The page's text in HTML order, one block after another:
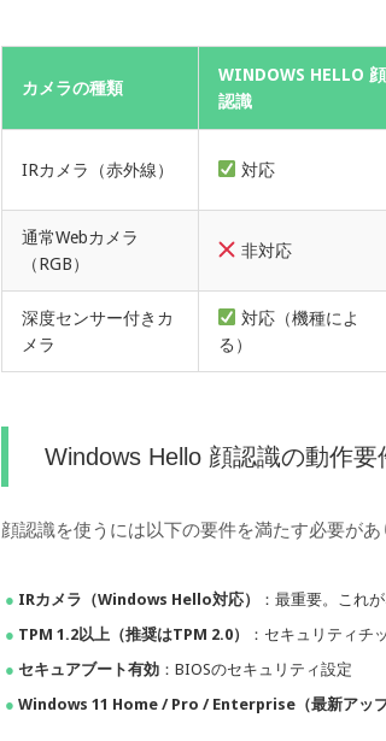
カメラの種類
WINDOWS HELLO 顔
認識
IRカメラ（赤外線） 対応
通常Webカメラ
（RGB）
非対応
深度センサー付きカ
メラ
対応（機種によ
る）
Windows Hello 顔認識の動作要
顔認識を使うには以下の要件を満たす必要があ
IRカメラ（Windows Hello対応）
：最重要。これ
TPM 1.2以上（推奨はTPM 2.0）
：セキュリティチ
セキュアブート有効 ：BIOSのセキュリティ設定
Windows 11 Home / Pro / Enterprise（最新アップ